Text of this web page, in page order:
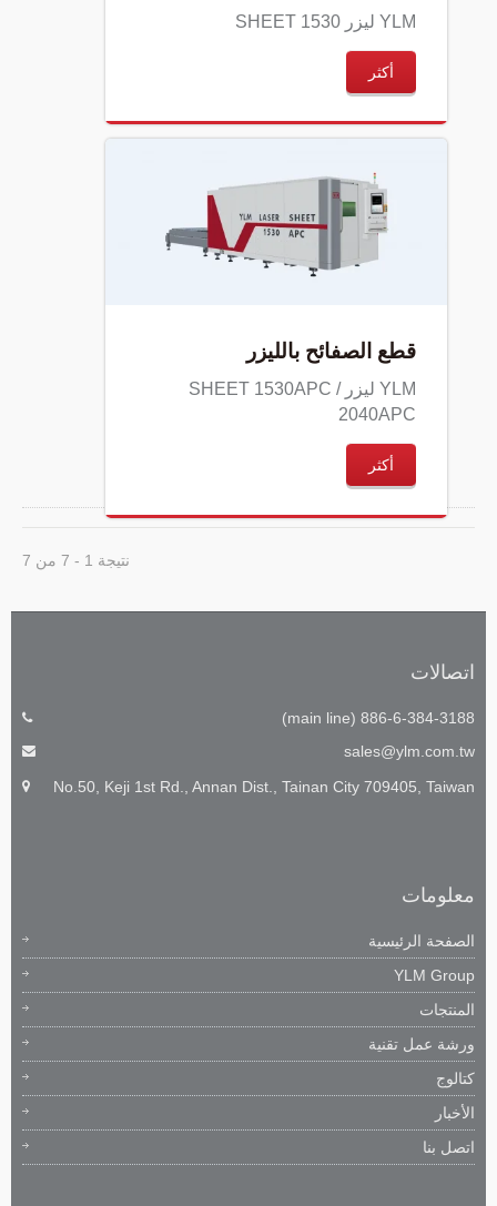
YLM ليزر SHEET 1530
أكثر
قطع الصفائح بالليزر
YLM ليزر SHEET 1530APC /
2040APC
أكثر
نتيجة 1 - 7 من 7
اتصالات
886-6-384-3188 (main line)
sales@ylm.com.tw
No.50, Keji 1st Rd., Annan Dist., Tainan City 709405, Taiwan
معلومات
الصفحة الرئيسية
YLM Group
المنتجات
ورشة عمل تقنية
كتالوج
الأخبار
اتصل بنا